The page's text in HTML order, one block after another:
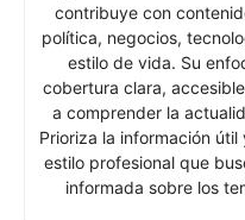
contribuye con
política, negocios,
estilo de vida. Su
cobertura clara,
a comprender la
Prioriza la información
estilo profesional que
informada sobre los